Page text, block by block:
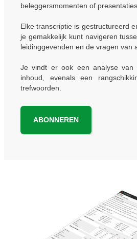
beleggersmomenten of
Elke transcriptie is gestructureerd
je gemakkelijk kunt navigeren
leidinggevenden en de vragen van
Je vindt er ook een analyse van
inhoud, evenals een
trefwoorden.
ABONNEREN